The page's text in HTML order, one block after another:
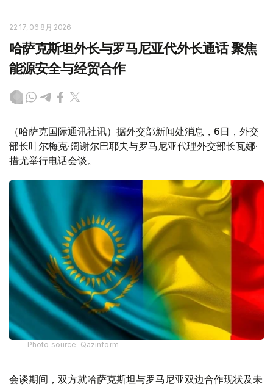
22:17, 06 8月 2026
哈萨克斯坦外长与罗马尼亚代外长通话 聚焦
能源安全与经贸合作
（哈萨克国际通讯社讯）据外交部新闻处消息，6日，外交
部长叶尔梅克·阔谢尔巴耶夫与罗马尼亚代理外交部长瓦娜·
措尤举行电话会谈。
Photo source: Qazinform
会谈期间，双方就哈萨克斯坦与罗马尼亚双边合作现状及未